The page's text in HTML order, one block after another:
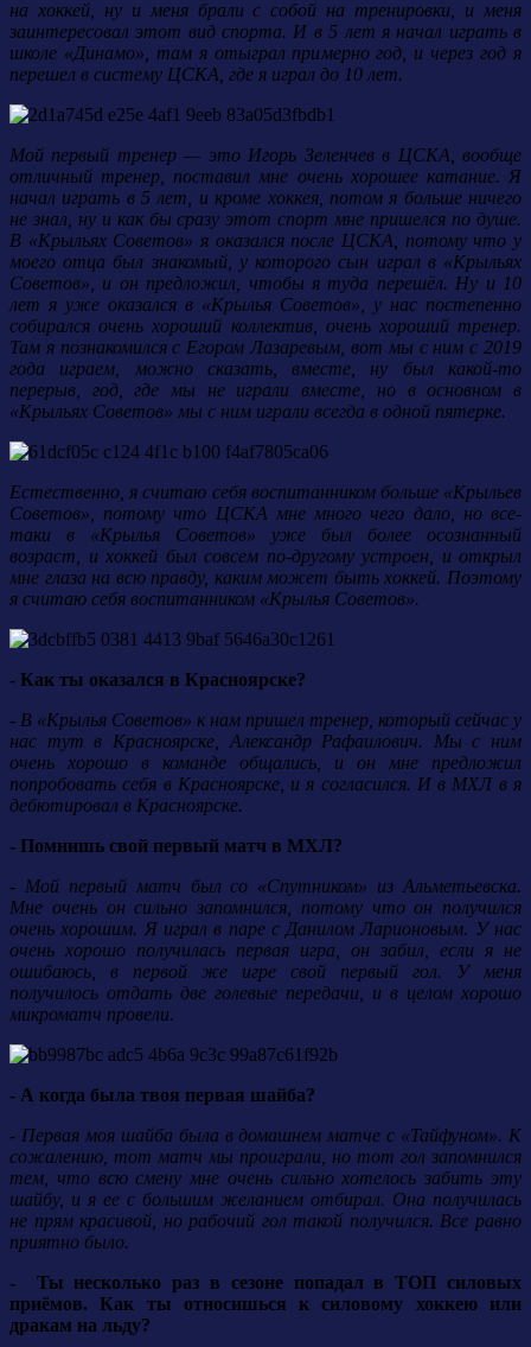
на хоккей, ну и меня брали с собой на тренировки, и меня
заинтересовал этот вид спорта. И в 5 лет я начал играть в
школе «Динамо», там я отыграл примерно год, и через год я
перешел в систему ЦСКА, где я играл до 10 лет.
Мой первый тренер — это Игорь Зеленчев в ЦСКА, вообще
отличный тренер, поставил мне очень хорошее катание. Я
начал играть в 5 лет, и кроме хоккея, потом я больше ничего
не знал, ну и как бы сразу этот спорт мне пришелся по душе.
В «Крыльях Советов» я оказался после ЦСКА, потому что у
моего отца был знакомый, у которого сын играл в «Крыльях
Советов», и он предложил, чтобы я туда перешёл. Ну и 10
лет я уже оказался в «Крылья Советов», у нас постепенно
собирался очень хороший коллектив, очень хороший тренер.
Там я познакомился с Егором Лазаревым, вот мы с ним с 2019
года играем, можно сказать, вместе, ну был какой-то
перерыв, год, где мы не играли вместе, но в основном в
«Крыльях Советов» мы с ним играли всегда в одной пятерке.
Естественно, я считаю себя воспитанником больше «Крыльев
Советов», потому что ЦСКА мне много чего дало, но все-
таки в «Крылья Советов» уже был более осознанный
возраст, и хоккей был совсем по-другому устроен, и открыл
мне глаза на всю правду, каким может быть хоккей. Поэтому
я считаю себя воспитанником «Крылья Советов».
- Как ты оказался в Красноярске?
- В «Крылья Советов» к нам пришел тренер, который сейчас у
нас тут в Красноярске, Александр Рафаилович. Мы с ним
очень хорошо в команде общались, и он мне предложил
попробовать себя в Красноярске, и я согласился. И в МХЛ в я
дебютировал в Красноярске.
- Помнишь свой первый матч в МХЛ?
- Мой первый матч был со «Спутником» из Альметьевска.
Мне очень он сильно запомнился, потому что он получился
очень хорошим. Я играл в паре с Данилом Ларионовым. У нас
очень хорошо получилась первая игра, он забил, если я не
ошибаюсь, в первой же игре свой первый гол. У меня
получилось отдать две голевые передачи, и в целом хорошо
микроматч провели.
- А когда была твоя первая шайба?
- Первая моя шайба была в домашнем матче с «Тайфуном». К
сожалению, тот матч мы проиграли, но тот гол запомнился
тем, что всю смену мне очень сильно хотелось забить эту
шайбу, и я ее с большим желанием отбирал. Она получилась
не прям красивой, но рабочий гол такой получился. Все равно
приятно было.
- Ты несколько раз в сезоне попадал в ТОП силовых
приёмов. Как ты относишься к силовому хоккею или
дракам на льду?